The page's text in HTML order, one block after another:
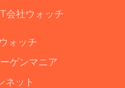
会社ウォッチ
ォッチ
ゲンマニア
ネット